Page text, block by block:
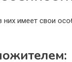
имеет свои